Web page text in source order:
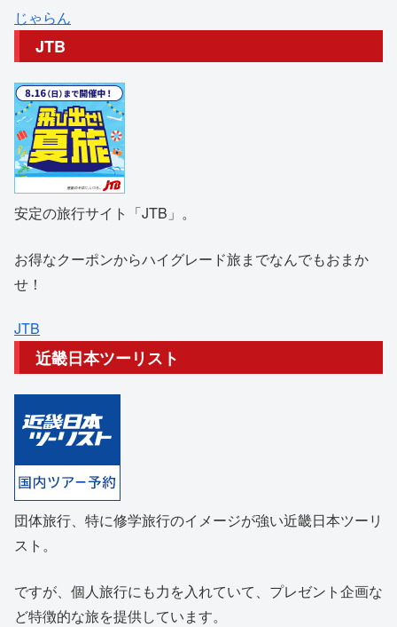
じゃらん
JTB
安定の旅行サイト「JTB」。
お得なクーポンからハイグレード旅までなんでもおまか
せ！
JTB
近畿日本ツーリスト
団体旅行、特に修学旅行のイメージが強い近畿日本ツーリ
スト。
ですが、個人旅行にも力を入れていて、プレゼント企画な
ど特徴的な旅を提供しています。